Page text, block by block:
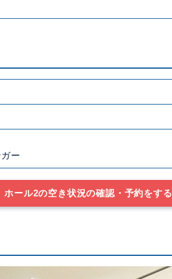
ー
ホール2の空き状況の確認・予約をする